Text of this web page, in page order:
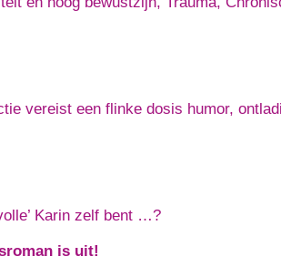
vereist een flinke dosis humor,
Karin zelf bent …?
is uit!